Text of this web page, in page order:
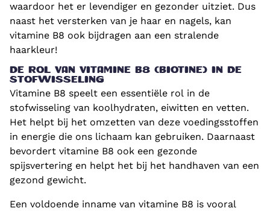
waardoor het er levendiger en gezonder uitziet. Dus
naast het versterken van je haar en nagels, kan
vitamine B8 ook bijdragen aan een stralende
haarkleur!
DE ROL VAN VITAMINE B8 (BIOTINE) IN DE
STOFWISSELING
Vitamine B8 speelt een essentiële rol in de
stofwisseling van koolhydraten, eiwitten en vetten.
Het helpt bij het omzetten van deze voedingsstoffen
in energie die ons lichaam kan gebruiken. Daarnaast
bevordert vitamine B8 ook een gezonde
spijsvertering en helpt het bij het handhaven van een
gezond gewicht.
Een voldoende inname van vitamine B8 is vooral